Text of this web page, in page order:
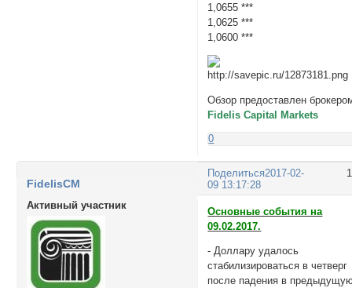
1,0655 ***
1,0625 ***
1,0600 ***
Обзор предоставлен
Fidelis Capital Markets
0
Поделиться2017-02-
09 13:17:28
FidelisCM
Активный участник
Основные события на
09.02.2017.
- Доллару удалось
стабилизироваться в четверг
после падения в